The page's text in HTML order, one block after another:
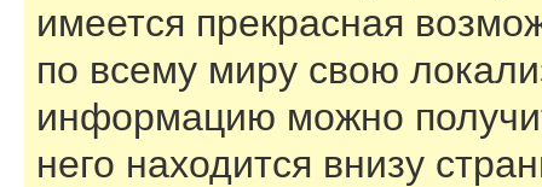
имеется прекрасная
по всему миру свою
информацию можно
него находится внизу